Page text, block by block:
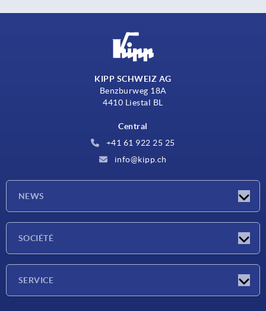
KIPP SCHWEIZ AG
Benzburweg 18A
4410 Liestal BL
Central
+41 61 922 25 25
info@kipp.ch
NEWS
SOCIÉTÉ
SERVICE